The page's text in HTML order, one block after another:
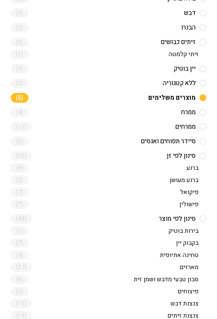
דבש (9)
הבנרו (2)
זיתים כבושים (3)
זיתי קלמטה (1)
יין בוטיק (9)
ללא קטגוריה (2)
מוצרים משלימים (5)
ממרח (4)
ממרחים (11)
סיידר תפוחים ואגסים (6)
סינון לפי זן (25)
ברנע (9)
ברנע מעושן (2)
פיקואל (7)
פישולין (7)
סינון לפי מוצר (48)
בירות בוטיק (1)
בקבוק יין (7)
טחינה אתיופית (4)
מארזים (27)
סבון טבעי מדבש ושמן זית (6)
פיצוחים (1)
צנצנת דבש (11)
צנצנת זיתים (19)